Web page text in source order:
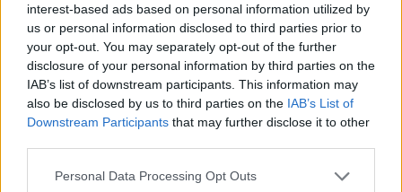
interest-based ads based on personal information utilized by
us or personal information disclosed to third parties prior to
your opt-out. You may separately opt-out of the further
disclosure of your personal information by third parties on the
IAB’s list of downstream participants. This information may
also be disclosed by us to third parties on the IAB’s List of
Downstream Participants that may further disclose it to other
Please note that this website/app uses one or more Google
Personal Data Processing Opt Outs
επιστρέψει.
ΔΙΑΒΑΣΤΕ ΕΠΙΣΗΣ
Ελλάδα|25.06.2025 22:36
Πειθαρχική έρευνα από την ΕΛΑΣ για
την προσαγωγή γυναίκας από την
Κυψέλη - Τι κατήγγειλε ο σύζυγός της